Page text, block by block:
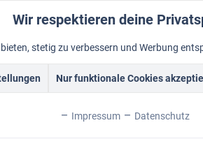
Rahmen Ölbild vom Foto
Wir respektieren deine
stetig zu verbessern und Werbung
Nur funktionale Cookies
Impressum Datenschutz